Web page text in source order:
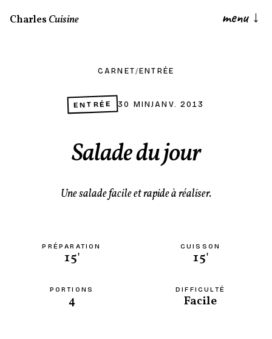
CharlesCuisine menu ↓
CARNET/ ENTRÉE
ENTRÉE 30 MINJANV. 2013
Salade du jour
Une salade facile et rapide à réaliser.
PRÉPARATION
15'
CUISSON
15'
PORTIONS
4
DIFFICULTÉ
Facile